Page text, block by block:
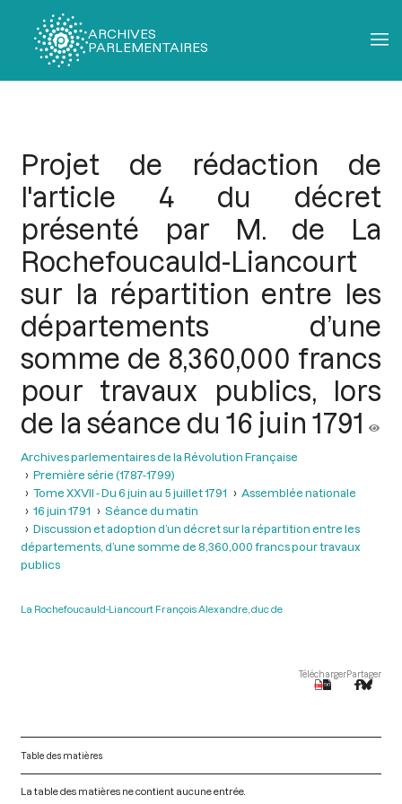
ARCHIVES
PARLEMENTAIRES
Projet de rédaction de
l'article 4 du décret
présenté par M. de La
Rochefoucauld-Liancourt
sur la répartition entre les
départements d’une
somme de 8,360,000 francs
pour travaux publics, lors
de la séance du 16 juin 1791
Archives parlementaires de la Révolution Française
Première série (1787-1799)
Tome XXVII - Du 6 juin au 5 juillet 1791
Assemblée nationale
16 juin 1791
Séance du matin
Discussion et adoption d’un décret sur la répartition entre les
départements, d’une somme de 8,360,000 francs pour travaux
publics
La Rochefoucauld-Liancourt François Alexandre, duc de
TéléchargerPartager
Table des matières
La table des matières ne contient aucune entrée.